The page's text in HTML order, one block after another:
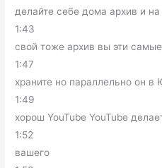
делайте себе дома архив и на
1:43
свой тоже архив вы эти
1:47
храните но параллельно он
1:49
хорош YouTube YouTube
1:52
вашего